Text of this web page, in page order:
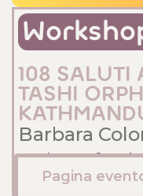
108 SALUTI
TASHI
Barbara
Sede: Anfossi
Dicembre 22,
Pagina